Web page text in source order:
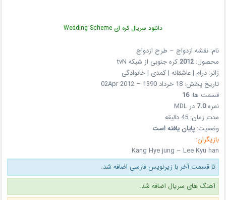
دانلود سریال کره ای Wedding Scheme
نام: نقشه ازدواج – طرح ازدواج
محصول:2012 کره جنوبی از شبکه tvN
ژانر: درام | عاشقانه | کمدی | خانوادگی
تاریخ پخش: 18 خرداد 1390 – 02Apr 2012
قسمت ها:16
نمره7.0در MDL
مدت زمان: 45 دقیقه
وضعیت:پایان یافته است
بازیگران:
Kang Hye jung – Lee Kyu han
تا قسمت آخر با زیرنویس فارسی اضافه شد.
آهنگ های سریال اضافه شد.